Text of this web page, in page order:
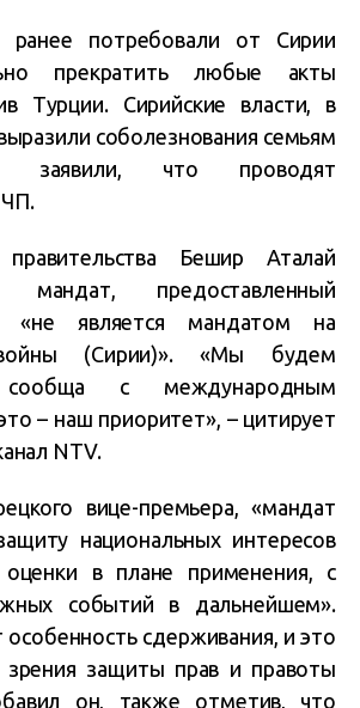
потребовали от Сирии
прекратить любые акты
Турции. Сирийские власти, в
соболезнования семьям
заявили, что проводят
ЧП.
правительства Бешир Аталай
предоставленный
«не является мандатом на
(Сирии)». «Мы будем
сообща с международным
– наш приоритет», – цитирует
NTV.
вице-премьера, «мандат
национальных интересов
в плане применения, с
событий в дальнейшем».
сдерживания, и это
защиты прав и правоты
он, также отметив, что